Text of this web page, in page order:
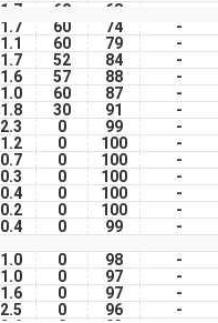
1.7 60 68
1.7 60 74
-
1.1 60 79
-
1.7 52 84
-
1.6 57 88
-
1.0 60 87
-
1.8 30 91
-
2.3 0 99
-
1.2 0 100
-
0.7 0 100
-
0.3 0 100
-
0.4 0 100
-
0.2 0 100
-
0.4 0 99
-
1.0 0 98
-
1.0 0 97
-
1.6 0 97
-
2.5 0 96
-